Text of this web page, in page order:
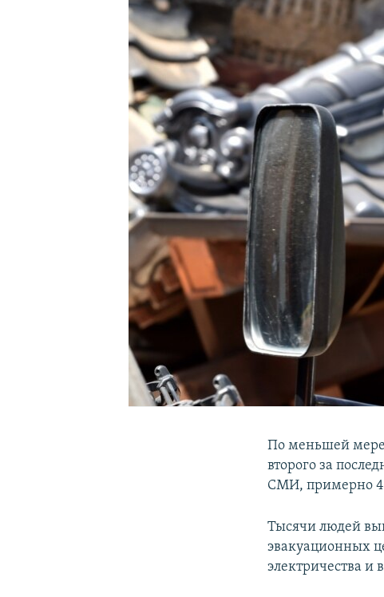
КРЫМ.НЕПОКОРЕННЫЙ
УКРАИНСКАЯ ПРОБЛЕМА КРЫМА
По меньшей
второго за
СМИ, примерно
Тысячи людей
эвакуационных
электричества и